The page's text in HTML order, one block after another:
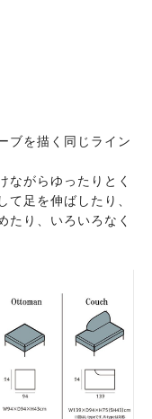
ブを描く同じライン
ながらゆったりとく
て足を伸ばしたり、
たり、いろいろなく